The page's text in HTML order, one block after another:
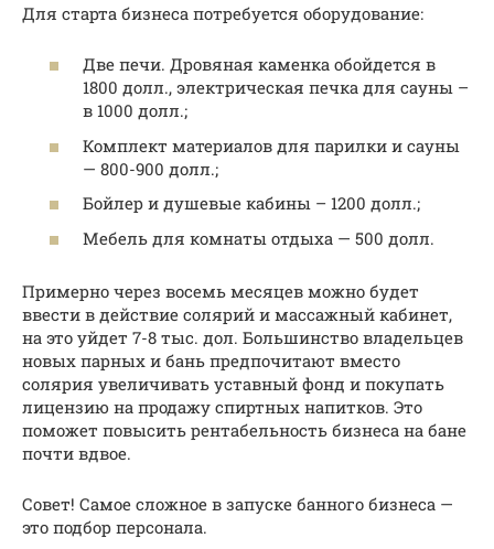
Для старта бизнеса потребуется оборудование:
Две печи. Дровяная каменка обойдется в
1800 долл., электрическая печка для сауны –
в 1000 долл.;
Комплект материалов для парилки и сауны
— 800-900 долл.;
Бойлер и душевые кабины – 1200 долл.;
Мебель для комнаты отдыха — 500 долл.
Примерно через восемь месяцев можно будет
ввести в действие солярий и массажный кабинет,
на это уйдет 7-8 тыс. дол. Большинство владельцев
новых парных и бань предпочитают вместо
солярия увеличивать уставный фонд и покупать
лицензию на продажу спиртных напитков. Это
поможет повысить рентабельность бизнеса на бане
почти вдвое.
Совет! Самое сложное в запуске банного бизнеса —
это подбор персонала.